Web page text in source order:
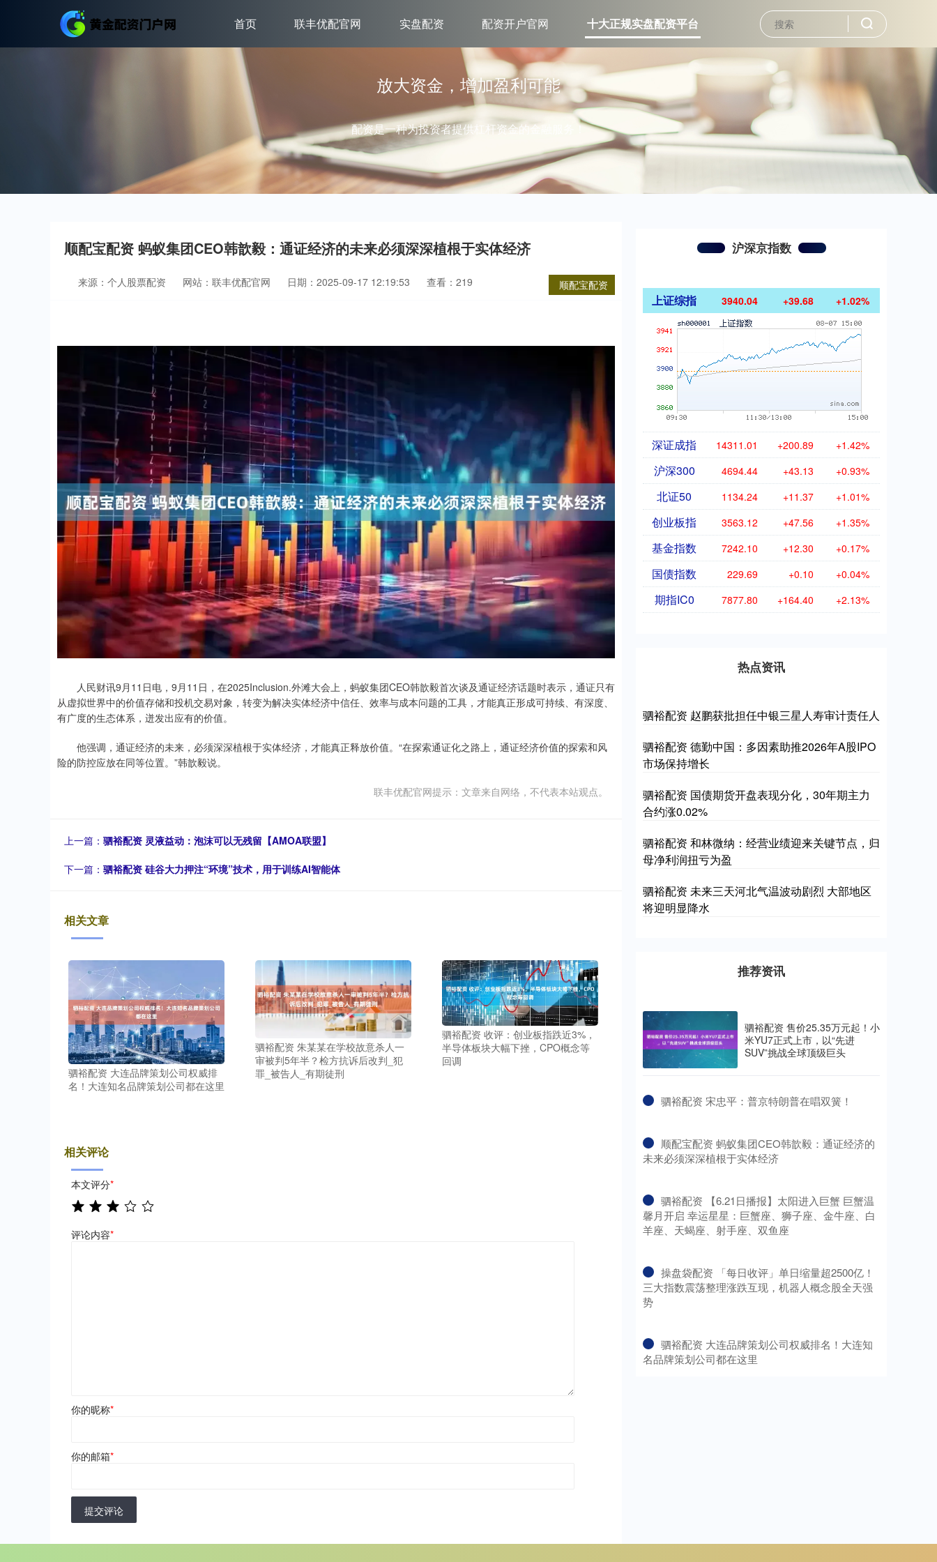
首页 联丰优配官网 实盘配资 配资开户官网 十大正规实盘配资平台
放大资金，增加盈利可能
配资是一种为投资者提供杠杆资金的金融服务！
顺配宝配资 蚂蚁集团CEO韩歆毅：通证经济的未来必须深深植根于实体经济
顺配宝配资
来源：个人股票配资 网站：联丰优配官网 日期：2025-09-17 12:19:53 查看：219
人民财讯9月11日电，9月11日，在2025Inclusion.外滩大会上，蚂蚁集团CEO韩歆毅首次谈及通证经济话题时表示，通证只有
从虚拟世界中的价值存储和投机交易对象，转变为解决实体经济中信任、效率与成本问题的工具，才能真正形成可持续、有深度、
有广度的生态体系，迸发出应有的价值。
他强调，通证经济的未来，必须深深植根于实体经济，才能真正释放价值。“在探索通证化之路上，通证经济价值的探索和风
险的防控应放在同等位置。”韩歆毅说。
联丰优配官网提示：文章来自网络，不代表本站观点。
上一篇： 驷裕配资 灵液益动：泡沫可以无残留【AMOA联盟】
下一篇： 驷裕配资 硅谷大力押注“环境”技术，用于训练AI智能体
相关文章
驷裕配资 大连品牌策划公司权威排
名！大连知名品牌策划公司都在这里
驷裕配资 朱某某在学校故意杀人一
审被判5年半？检方抗诉后改判_犯
罪_被告人_有期徒刑
驷裕配资 收评：创业板指跌近3%，
半导体板块大幅下挫，CPO概念等
回调
相关评论
本文评分*
评论内容*
你的昵称*
你的邮箱*
提交评论
沪深京指数
上证综指 3940.04 +39.68 +1.02%
深证成指 14311.01 +200.89 +1.42%
沪深300 4694.44 +43.13 +0.93%
北证50 1134.24 +11.37 +1.01%
创业板指 3563.12 +47.56 +1.35%
基金指数 7242.10 +12.30 +0.17%
国债指数 229.69 +0.10 +0.04%
期指IC0 7877.80 +164.40 +2.13%
热点资讯
驷裕配资 赵鹏获批担任中银三星人寿审计责任人
驷裕配资 德勤中国：多因素助推2026年A股IPO
市场保持增长
驷裕配资 国债期货开盘表现分化，30年期主力
合约涨0.02%
驷裕配资 和林微纳：经营业绩迎来关键节点，归
母净利润扭亏为盈
驷裕配资 未来三天河北气温波动剧烈 大部地区
将迎明显降水
推荐资讯
驷裕配资 售价25.35万元起！小
米YU7正式上市，以“先进
SUV”挑战全球顶级巨头
​驷裕配资 宋忠平：普京特朗普在唱双簧！
​顺配宝配资 蚂蚁集团CEO韩歆毅：通证经济的
未来必须深深植根于实体经济
​驷裕配资 【6.21日播报】太阳进入巨蟹 巨蟹温
馨月开启 幸运星星：巨蟹座、狮子座、金牛座、白
羊座、天蝎座、射手座、双鱼座
​操盘袋配资 「每日收评」单日缩量超2500亿！
三大指数震荡整理涨跌互现，机器人概念股全天强
势
​驷裕配资 大连品牌策划公司权威排名！大连知
名品牌策划公司都在这里